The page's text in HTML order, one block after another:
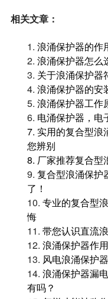
相关文章：
1. 浪涌保护器的作
2. 浪涌保护器怎么
3. 关于浪涌保护器
4. 浪涌保护器的安
5. 浪涌保护器工作
6. 电涌保护器，电
7. 实用的复合型浪
您辨别
8. 厂家推荐复合
9. 复合型浪涌保护
了！
10. 专业的复合型
悔
11. 带您认识直流
12. 浪涌保护器作
13. 风电浪涌保护
14. 浪涌保护器漏
有吗？